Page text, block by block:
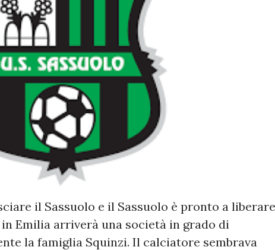
il Sassuolo e il Sassuolo è pronto a liberare
Emilia arriverà una società in grado di
la famiglia Squinzi. Il calciatore sembrava